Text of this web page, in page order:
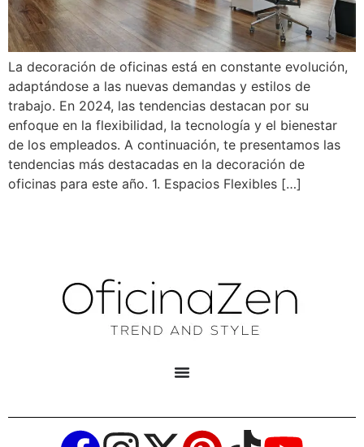
La decoración de oficinas está en constante evolución,
adaptándose a las nuevas demandas y estilos de
trabajo. En 2024, las tendencias destacan por su
enfoque en la flexibilidad, la tecnología y el bienestar
de los empleados. A continuación, te presentamos las
tendencias más destacadas en la decoración de
oficinas para este año. 1. Espacios Flexibles […]